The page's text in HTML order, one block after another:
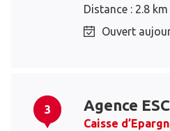
Distance : 2.8 km
Ouvert
3 Agence
Caisse